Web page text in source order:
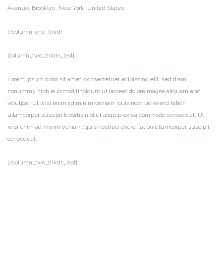
Avenue, Brooklyn, New York, United States
[/column_one_third]
[column_two_thirds_last]
Lorem ipsum dolor sit amet, consectetuer adipiscing elit, sed diam
nonummy nibh euismod tincidunt ut laoreet dolore magna aliquam erat
volutpat. Ut wisi enim ad minim veniam, quis nostrud exerci tation
ullamcorper suscipit lobortis nisl ut aliquip ex ea commodo consequat. Ut
wisi enim ad minim veniam, quis nostrud exerci tation ullamcorper suscipit
consequat.
[/column_two_thirds_last]